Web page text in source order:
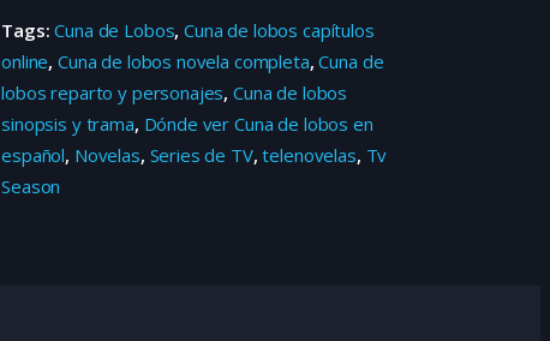
Tags:Cuna de Lobos,Cuna de lobos capítulos
online,Cuna de lobos novela completa,Cuna de
lobos reparto y personajes,Cuna de lobos
sinopsis y trama, Dónde ver Cuna de lobos en
español, Novelas, Series de TV,telenovelas, Tv
Season